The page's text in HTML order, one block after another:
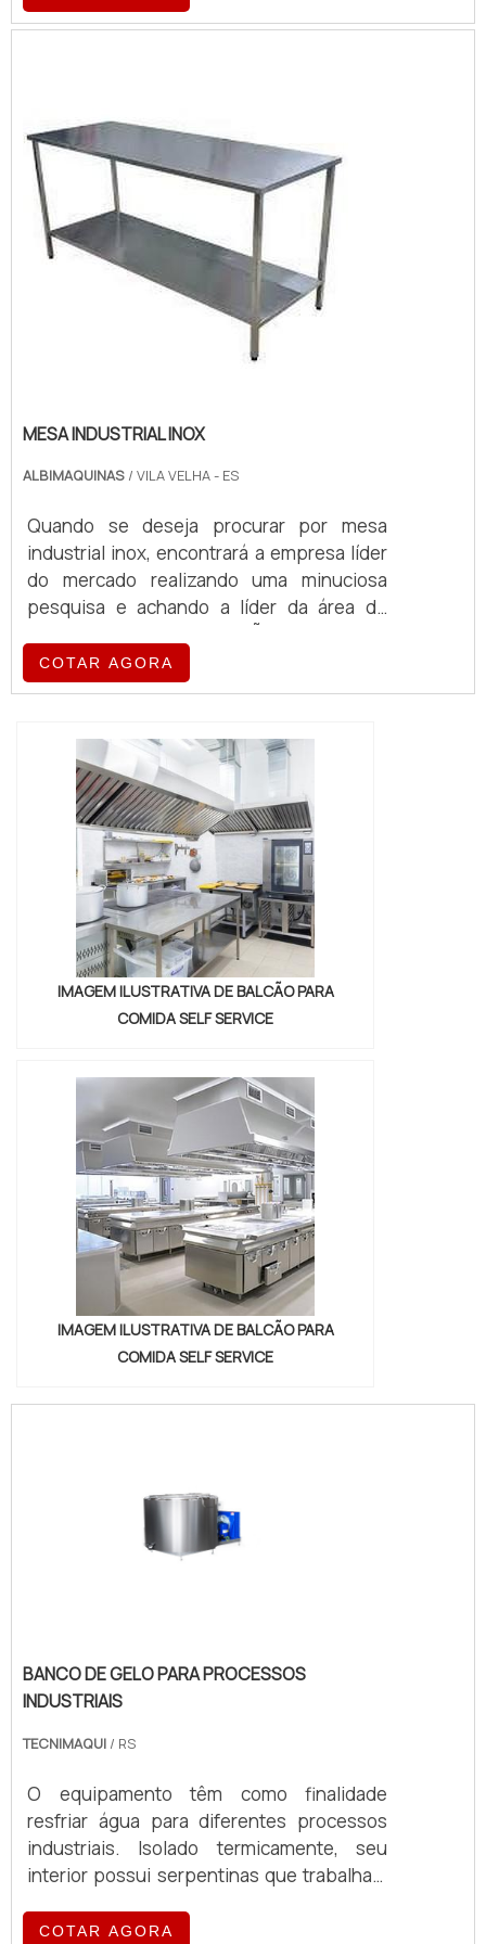
Albimáquinas o cliente obterá proteção
estratégia em produzir uma estrutura aos
clientes com escritório de alt...
MESA INDUSTRIAL INOX
ALBIMAQUINAS / VILA VELHA - ES
Quando se deseja procurar por mesa
industrial inox, encontrará a empresa líder
do mercado realizando uma minuciosa
pesquisa e achando a líder da área de
MESA INDUSTRIAL INOXSe alguém busca
por mesa industrial inox em uma empresa
companhia também é possível encontrar
laminador de massa folhada e divisora
volumétrica de massa, garantindo a
satisfação da venda à ent...
COTAR AGORA
IMAGEM ILUSTRATIVA DE BALCÃO PARA
COMIDA SELF SERVICE
IMAGEM ILUSTRATIVA DE BALCÃO PARA
COMIDA SELF SERVICE
BANCO DE GELO PARA PROCESSOS
INDUSTRIAIS
TECNIMAQUI / RS
O equipamento têm como finalidade
resfriar água para diferentes processos
industriais. Isolado termicamente, seu
interior possui serpentinas que trabalham
expansão direta. Em conjunto, há um
COTAR AGORA